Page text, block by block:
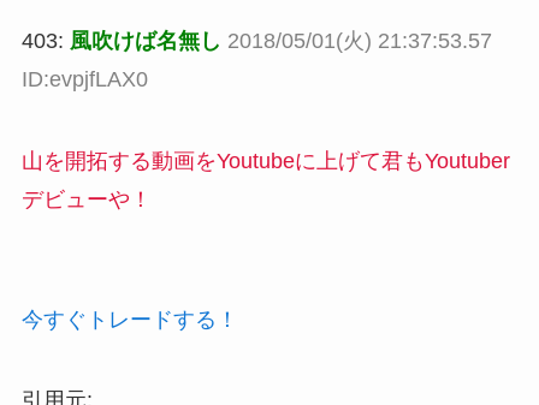
403: 風吹けば名無し 2018/05/01(火) 21:37:53.57
ID:evpjfLAX0
山を開拓する動画をYoutubeに上げて君もYoutuber
デビューや！
今すぐトレードする！